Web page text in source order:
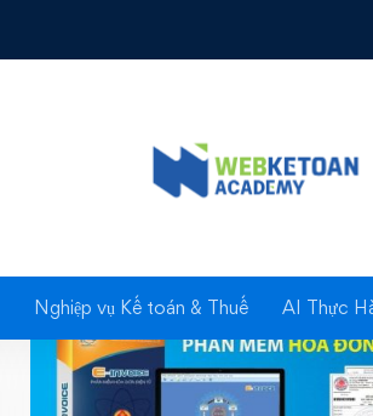
Nghiệp vụ Kế toán & Thuế AI Thực